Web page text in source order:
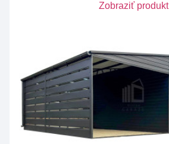
Zobraziť produkt